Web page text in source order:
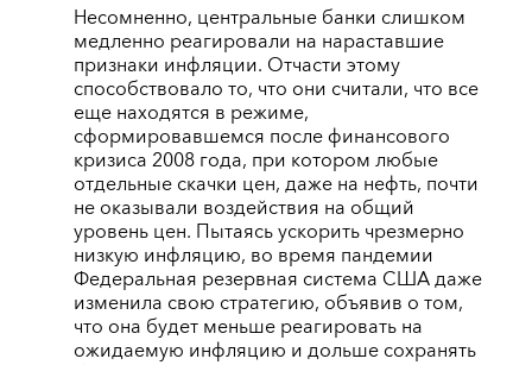
Несомненно, центральные банки слишком
медленно реагировали на нараставшие
признаки инфляции. Отчасти этому
способствовало то, что они считали, что все
еще находятся в режиме,
сформировавшемся после финансового
кризиса 2008 года, при котором любые
отдельные скачки цен, даже на нефть, почти
не оказывали воздействия на общий
уровень цен. Пытаясь ускорить чрезмерно
низкую инфляцию, во время пандемии
Федеральная резервная система США даже
изменила свою стратегию, объявив о том,
что она будет меньше реагировать на
ожидаемую инфляцию и дольше сохранять